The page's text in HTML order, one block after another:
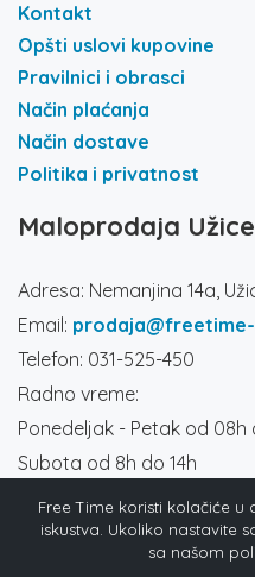
Kontakt
Opšti uslovi kupovine
Pravilnici i obrasci
Način plaćanja
Način dostave
Politika i privatnost
Maloprodaja Užice
Adresa: Nemanjina 14a,
Email:
Telefon: 031-525-450
Radno vreme:
Ponedeljak - Petak od 08h
Subota od 8h do 14h
Društvene mreže
Free Time koristi kolačiće
iskustva. Ukoliko nastavite
sa našom